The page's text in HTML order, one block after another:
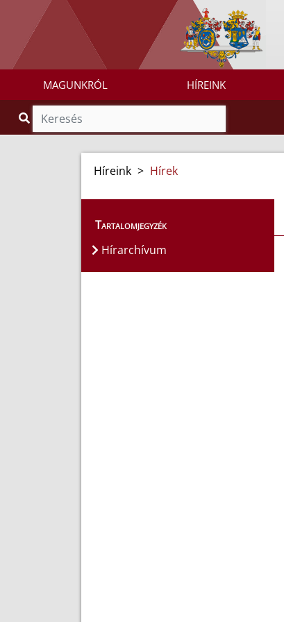
MAGUNKRÓL HÍREINK
Híreink > Hírek
Tartalomjegyzék
Hírarchívum